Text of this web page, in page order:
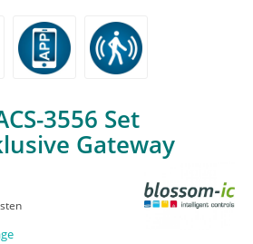
3556 Set
Gateway